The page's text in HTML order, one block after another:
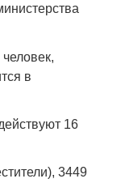
в
16
3449
конфискации.
с